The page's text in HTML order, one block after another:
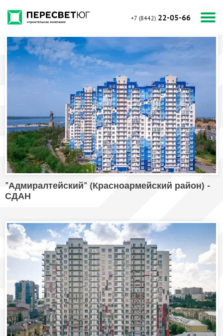
+7 (8442) 22-05-66
"Адмиралтейский" (Красноармейский район) -
СДАН